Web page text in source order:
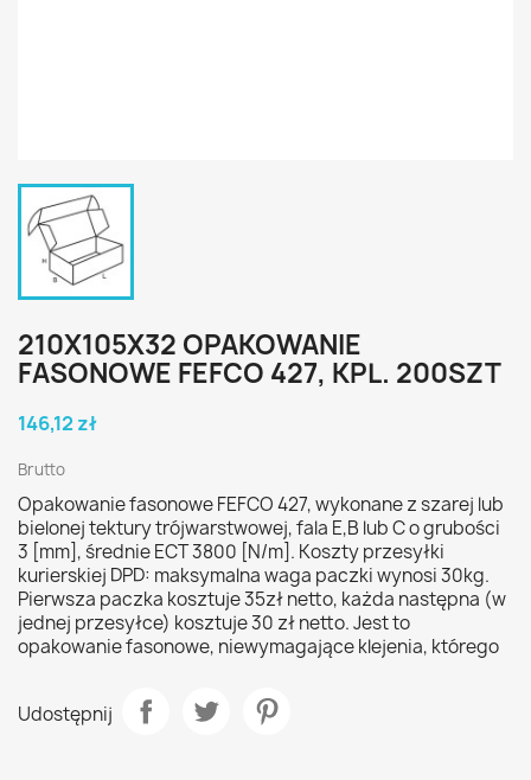
210X105X32 OPAKOWANIE
FASONOWE FEFCO 427, KPL. 200SZT
146,12 zł
Brutto
Opakowanie fasonowe FEFCO 427, wykonane z szarej lub
bielonej tektury trójwarstwowej, fala E,B lub C o grubości
3 [mm], średnie ECT 3800 [N/m]. Koszty przesyłki
kurierskiej DPD: maksymalna waga paczki wynosi 30kg.
Pierwsza paczka kosztuje 35zł netto, każda następna (w
jednej przesyłce) kosztuje 30 zł netto. Jest to
opakowanie fasonowe, niewymagające klejenia, którego
Udostępnij